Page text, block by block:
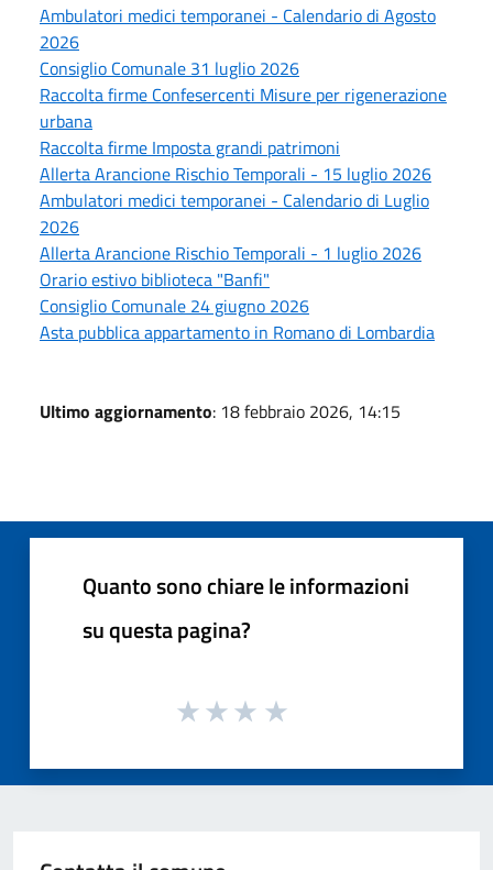
Ambulatori medici temporanei - Calendario di Agosto
2026
Consiglio Comunale 31 luglio 2026
Raccolta firme Confesercenti Misure per rigenerazione
urbana
Raccolta firme Imposta grandi patrimoni
Allerta Arancione Rischio Temporali - 15 luglio 2026
Ambulatori medici temporanei - Calendario di Luglio
2026
Allerta Arancione Rischio Temporali - 1 luglio 2026
Orario estivo biblioteca "Banfi"
Consiglio Comunale 24 giugno 2026
Asta pubblica appartamento in Romano di Lombardia
Ultimo aggiornamento: 18 febbraio 2026, 14:15
Quanto sono chiare le informazioni
su questa pagina?